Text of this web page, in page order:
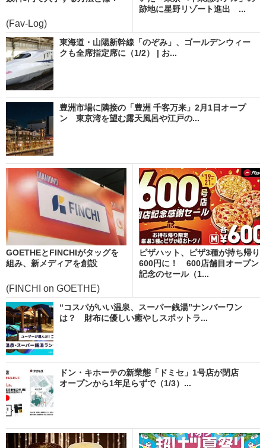
(Fav-Log)
跡地に星野リゾート進出 ...
東海道・山陽新幹線「のぞみ」、ゴールデンウィー
クも全席指定席に（1/2） | お...
豊洲市場に隣接の「豊洲 千客万来」2月1日オープ
ン 東京湾を望む露天風呂や江戸の...
GOETHEとFINCHIがタッグを
組み、新メディアを創設
(FINCHI on GOETHE)
ピザハット、ピザ3種が持ち帰り
600円に！ 600店舗目オープン
記念のセール（1...
“コスパがいい温泉、スーパー銭湯”ナンバーワン
は？ 財布に優しい癒やしスポットラ...
ドン・キホーテの新業態「ドミセ」1号店が閉店
オープンから1年足らずで（1/3）...